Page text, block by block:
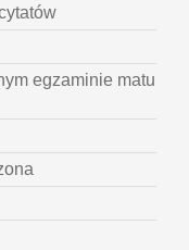
egzaminie matu